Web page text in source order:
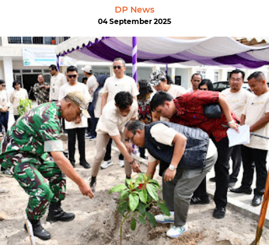
DP News
04 September 2025